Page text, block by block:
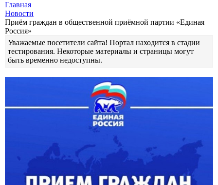
Главная
Новости
Приём граждан в общественной приёмной партии «Единая
Россия»
Уважаемые посетители сайта! Портал находится в стадии
тестирования. Некоторые материалы и страницы могут
быть временно недоступны.